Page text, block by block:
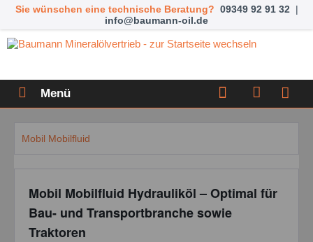
Sie wünschen eine technische Beratung? 09349 92 91 32 |
info@baumann-oil.de
Menü
Mobil Mobilfluid
Mobil Mobilfluid Hydrauliköl – Optimal für
Bau- und Transportbranche sowie
Traktoren